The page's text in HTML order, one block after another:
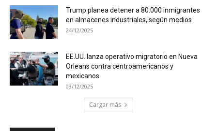
Trump planea detener a 80.000 inmigrantes
en almacenes industriales, según medios
24/12/2025
EE.UU. lanza operativo migratorio en Nueva
Orleans contra centroamericanos y
mexicanos
03/12/2025
Cargar más